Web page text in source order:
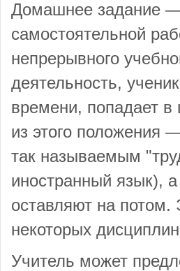
Домашнее задание
самостоятельной
непрерывного
деятельность,
времени, попадает в
из этого положения
так называемым
иностранный язык),
оставляют на потом.
некоторых
Учитель может